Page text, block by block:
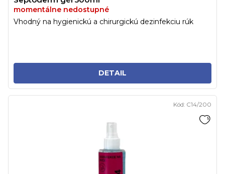
momentálne nedostupné
DETAIL
Vhodný na hygienickú a chirurgickú dezinfekciu rúk
Kód: C14/200